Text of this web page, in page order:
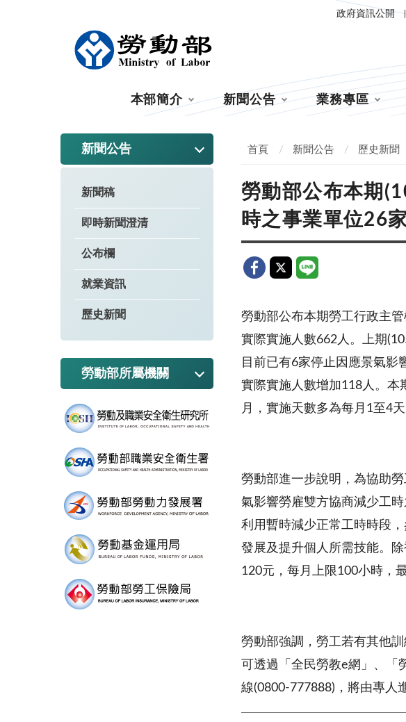
政府資訊公開
本部簡介 新聞公告 業務專區
新聞公告
新聞稿
即時新聞澄清
公布欄
就業資訊
歷史新聞
勞動部所屬機關
首頁 新聞公告 歷史新聞
勞動部公布本期
時之事業單位26
勞動部公布本期勞工行政主
實際實施人數662人。上期
目前已有 6家停止因應景氣影
實際實施人數增加 118人。本
月，實施天數多為每月 1至4天
勞動部進一步說明，為協助
氣影響勞雇雙方協商減少工
利用暫時減少正常工時時段
發展及提升個人所需技能。
120元，每月上限100小時，
勞動部強調，勞工若有其他
可透過「全民勞教e網」、「
線(0800-777888) ，將由專人